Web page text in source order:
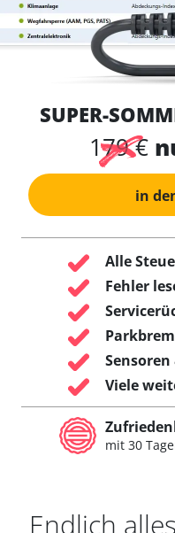
SUPER-
179 €
in
Alle
Fehler
Viele
mit 30
Endlich